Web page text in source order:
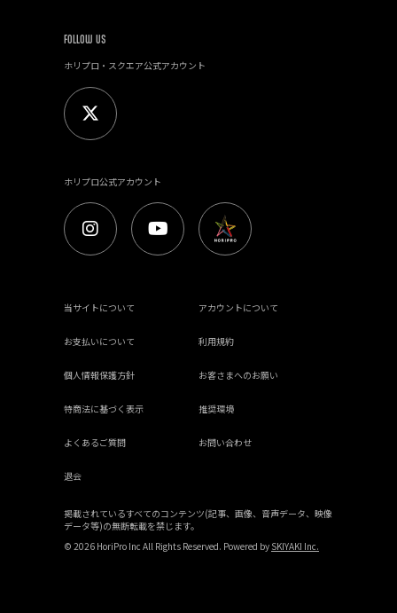
FOLLOW US
ホリプロ・スクエア公式アカウント
ホリプロ公式アカウント
当サイトについて アカウントについて
お支払いについて 利用規約
個人情報保護方針 お客さまへのお願い
特商法に基づく表示 推奨環境
よくあるご質問 お問い合わせ
退会
掲載されているすべてのコンテンツ(記事、画像、音声データ、映像
データ等)の無断転載を禁じます。
© 2026 HoriPro Inc All Rights Reserved. Powered by SKIYAKI Inc.